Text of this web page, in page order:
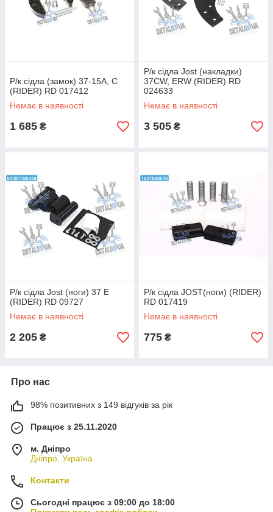
Р/к сідла (замок) 37-15A, C
(RIDER) RD 017412
Немає в наявності
1 685 ₴
Р/к сідла Jost (накладки)
37CW, ERW (RIDER) RD
024633
Немає в наявності
3 505 ₴
Р/к сідла Jost (ноги) 37 E
(RIDER) RD 09727
Немає в наявності
2 205 ₴
Р/к сідла JOST(ноги) (RIDER)
RD 017419
Немає в наявності
775 ₴
Про нас
98% позитивних з 149 відгуків за рік
Працює з 25.11.2020
м. Дніпро
Дніпро, Україна
Контакти
Сьогодні працює з 09:00 до 18:00